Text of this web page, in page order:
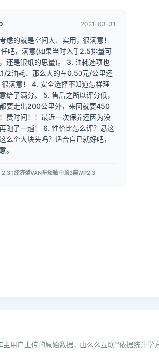
2021-03-31
银纸的思量)。 3. 油耗选项也
2油耗、那么大的车0.50元/公里还
安全选择不知道怎样理
。 5. 售后之所以评分低，
要走出200公里外，来回就要450
费时间！！最近一次保养还因为没
！ 6. 性价比怎么评？悬这
么个大块头吗？适合自已就好吧，
。
经济型VAN车短轴中顶3座WP2.3
用户上传的原始数据，由么么互联™依据统计学